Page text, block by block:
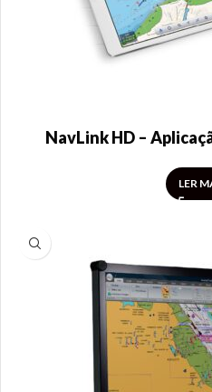
NavLink HD –
LER